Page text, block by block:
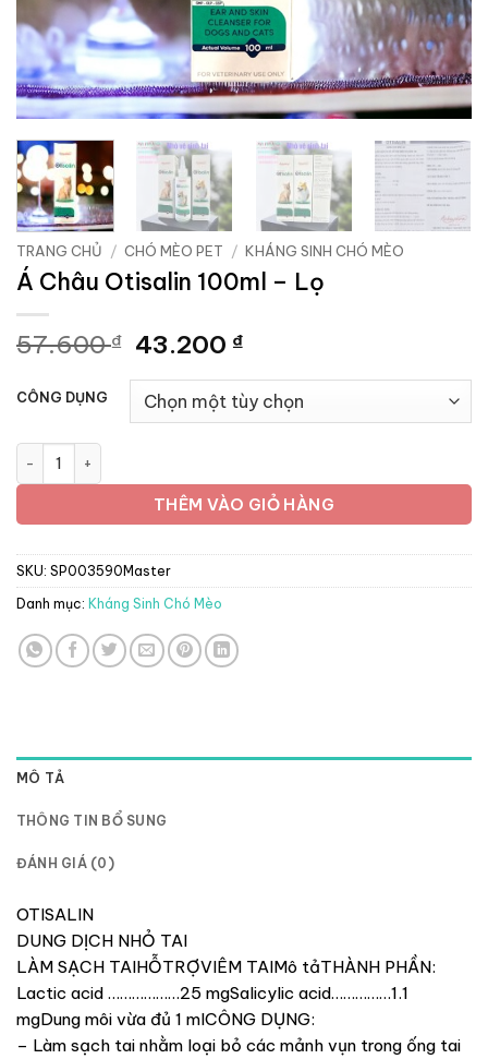
TRANG CHỦ / CHÓ MÈO PET / KHÁNG SINH CHÓ MÈO
Á Châu Otisalin 100ml – Lọ
57.600₫ Giá
là:
57.600 ₫.
43.200 ₫Giá
tại
là:
CÔNG DỤNG
Á Châu Otisalin 100ml - Lọ số lượng
THÊM VÀO GIỎ HÀNG
SKU: SP003590Master
Danh mục: Kháng Sinh Chó Mèo
MÔ TẢ
THÔNG TIN BỔ SUNG
ĐÁNH GIÁ (0)
OTISALIN
DUNG DỊCH NHỎ TAI
LÀM SẠCH TAIHỖTRỢVIÊM TAIMô tảTHÀNH PHẦN:
Lactic acid ………………25 mgSalicylic acid……………1.1
mgDung môi vừa đủ 1 mlCÔNG DỤNG:
– Làm sạch tai nhằm loại bỏ các mảnh vụn trong ống tai